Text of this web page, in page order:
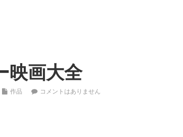
映画大全
作品 コメントはありません